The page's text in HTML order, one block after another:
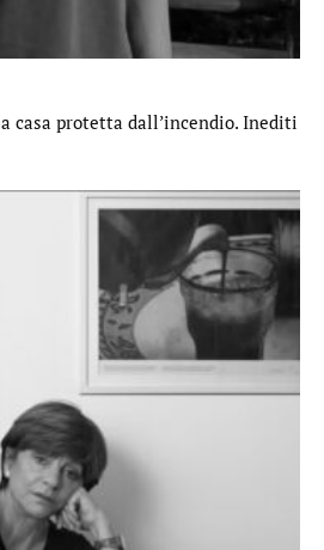
casa protetta dall’incendio. Inediti